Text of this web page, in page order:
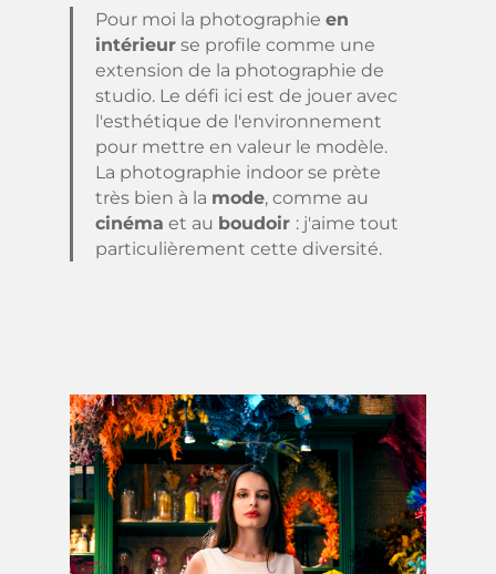
Pour moi la photographie en
intérieurse profile comme une
extension de la photographie de
studio. Le défi ici est de jouer avec
l'esthétique de l'environnement
pour mettre en valeur le modèle.
La photographie indoor se prète
très bien à la mode, comme au
cinéma et au boudoir : j'aime tout
particulièrement cette diversité.